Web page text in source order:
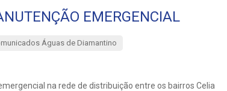
EMERGENCIAL
Águas de Diamantino
na rede de distribuição entre os bairros Celia